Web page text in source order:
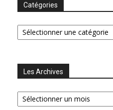
Catégories
Catégories
Les Archives
Les
Archives